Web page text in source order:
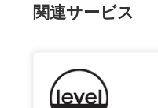
関連サービス